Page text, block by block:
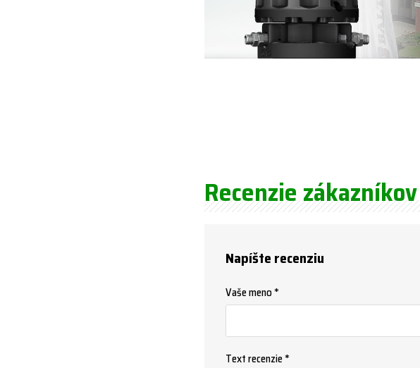
Recenzie zákazníkov
Napíšte recenziu
Vaše meno *
Text recenzie *